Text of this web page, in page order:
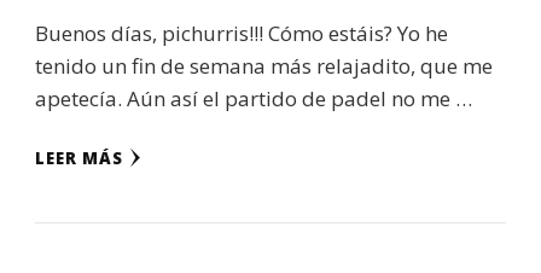
Buenos días, pichurris!!! Cómo estáis? Yo he
tenido un fin de semana más relajadito, que me
apetecía. Aún así el partido de padel no me …
LEER MÁS